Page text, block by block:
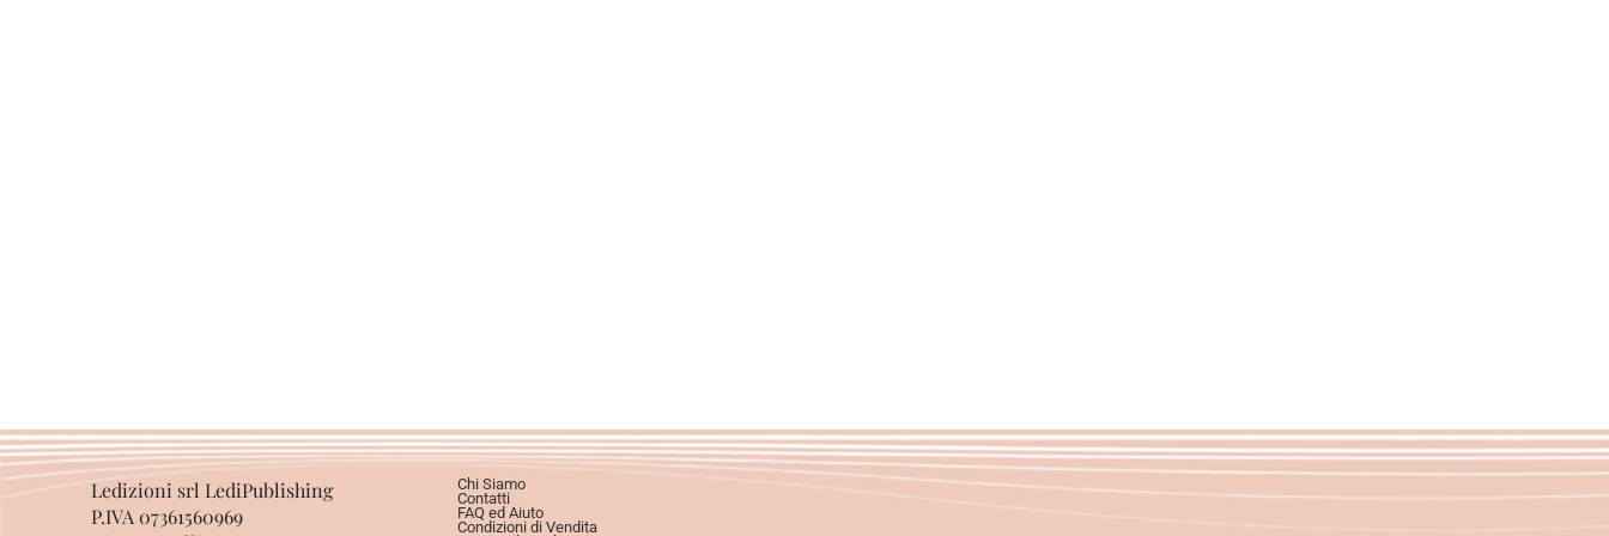
Ledizioni srl LediPublishing
P.IVA 07361560969
Chi Siamo
Contatti
FAQ ed Aiuto
Condizioni di Vendita